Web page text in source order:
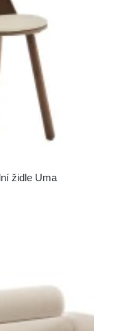
židle Uma